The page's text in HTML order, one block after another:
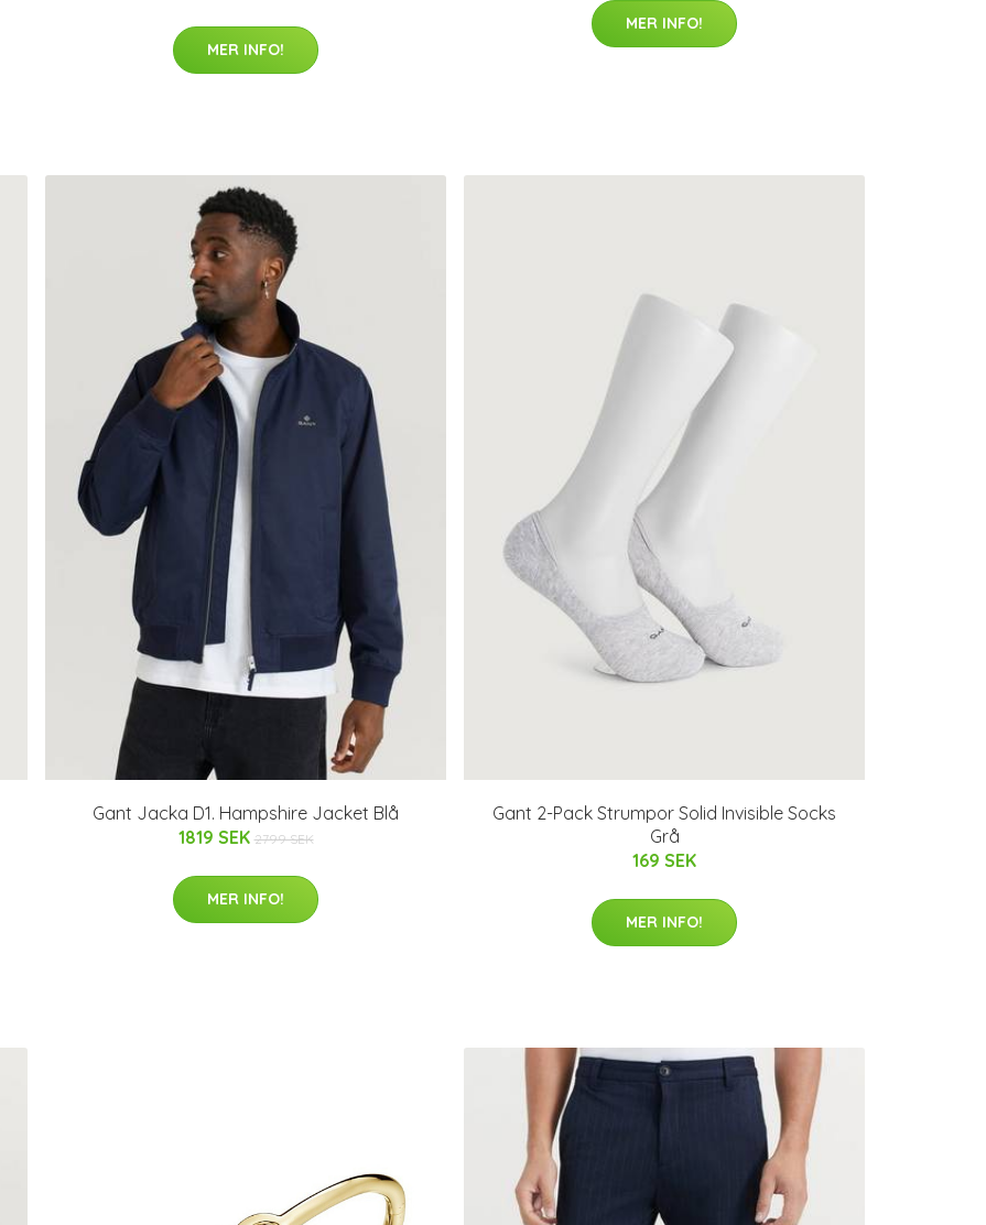
MER INFO!
MER INFO!
Gant Jacka D1. Hampshire Jacket Blå
1819 SEK 2799 SEK
MER INFO!
Gant 2-Pack Strumpor Solid Invisible Socks
Grå
169 SEK
MER INFO!